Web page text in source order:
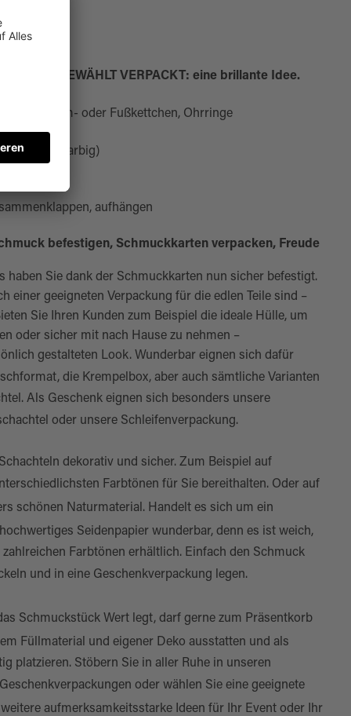
AUSGEWÄHLT VERPACKT: eine brillante Idee.
Arm- oder Fußkettchen, Ohrringe
(4/0-farbig)
aufhängen
befestigen, Schmuckkarten verpacken, Freude
haben Sie dank der Schmuckkarten nun sicher befestigt.
einer geeigneten Verpackung für die edlen Teile sind –
Sie Ihren Kunden zum Beispiel die ideale Hülle, um
oder sicher mit nach Hause zu nehmen –
gestalteten Look. Wunderbar eignen sich dafür
, die Krempelbox, aber auch sämtliche Varianten
Als Geschenk eignen sich besonders unsere
oder unsere Schleifenverpackung.
dekorativ und sicher. Zum Beispiel auf
Farbtönen für Sie bereithalten. Oder auf
schönen Naturmaterial. Handelt es sich um ein
Seidenpapier wunderbar, denn es ist weich,
Farbtönen erhältlich. Einfach den Schmuck
und in eine Geschenkverpackung legen.
Schmuckstück Wert legt, darf gerne zum Präsentkorb
Füllmaterial und eigener Deko ausstatten und als
platzieren. Stöbern Sie in aller Ruhe in unseren
Geschenkverpackungen oder wählen Sie eine geeignete
aufmerksamkeitsstarke Ideen für Ihr Event oder Ihr